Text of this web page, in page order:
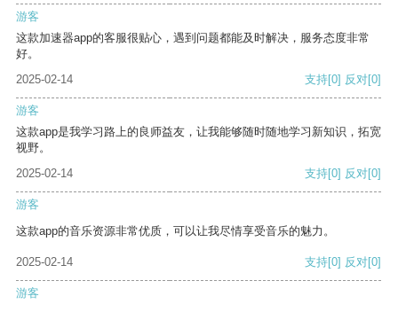
游客
这款加速器app的客服很贴心，遇到问题都能及时解决，服务态度非常
好。
2025-02-14
支持[0] 反对[0]
游客
这款app是我学习路上的良师益友，让我能够随时随地学习新知识，拓宽
视野。
2025-02-14
支持[0] 反对[0]
游客
这款app的音乐资源非常优质，可以让我尽情享受音乐的魅力。
2025-02-14 支持[0] 反对[0]
游客